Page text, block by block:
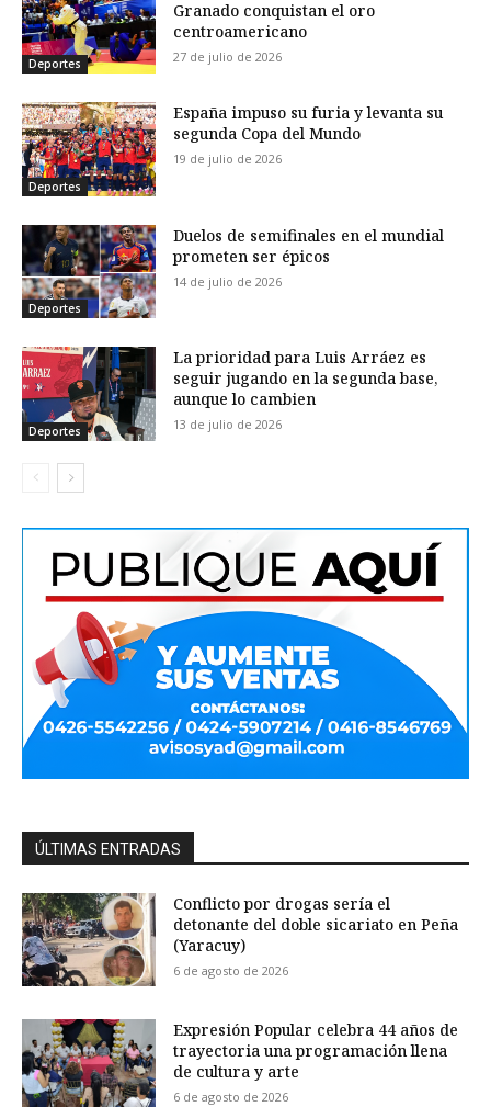
Deportes
Granado conquistan el oro
centroamericano
27 de julio de 2026
Deportes
España impuso su furia y levanta su
segunda Copa del Mundo
19 de julio de 2026
Deportes
Duelos de semifinales en el mundial
prometen ser épicos
14 de julio de 2026
Deportes
La prioridad para Luis Arráez es
seguir jugando en la segunda base,
aunque lo cambien
13 de julio de 2026
ÚLTIMAS ENTRADAS
Conflicto por drogas sería el
detonante del doble sicariato en Peña
(Yaracuy)
6 de agosto de 2026
Expresión Popular celebra 44 años de
trayectoria una programación llena
de cultura y arte
6 de agosto de 2026